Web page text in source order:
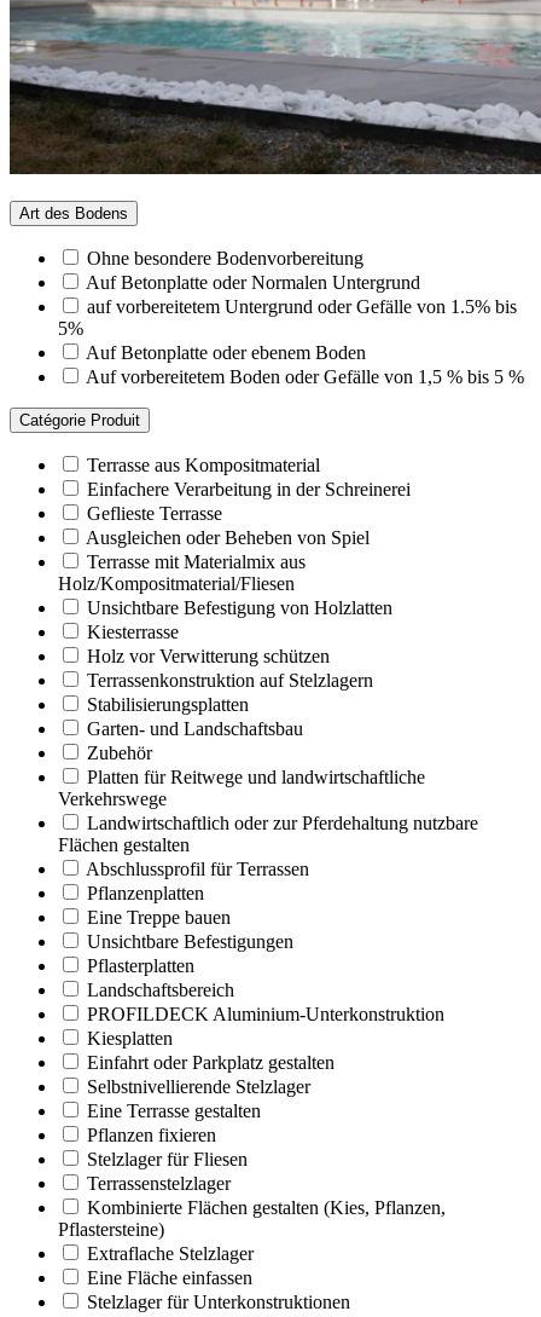
Art des Bodens
Ohne besondere Bodenvorbereitung
Auf Betonplatte oder Normalen Untergrund
auf vorbereitetem Untergrund oder Gefälle von 1.5% bis
5%
Auf Betonplatte oder ebenem Boden
Auf vorbereitetem Boden oder Gefälle von 1,5 % bis 5 %
Catégorie Produit
Terrasse aus Kompositmaterial
Einfachere Verarbeitung in der Schreinerei
Geflieste Terrasse
Ausgleichen oder Beheben von Spiel
Terrasse mit Materialmix aus
Holz/Kompositmaterial/Fliesen
Unsichtbare Befestigung von Holzlatten
Kiesterrasse
Holz vor Verwitterung schützen
Terrassenkonstruktion auf Stelzlagern
Stabilisierungsplatten
Garten- und Landschaftsbau
Zubehör
Platten für Reitwege und landwirtschaftliche
Verkehrswege
Landwirtschaftlich oder zur Pferdehaltung nutzbare
Flächen gestalten
Abschlussprofil für Terrassen
Pflanzenplatten
Eine Treppe bauen
Unsichtbare Befestigungen
Pflasterplatten
Landschaftsbereich
PROFILDECK Aluminium-Unterkonstruktion
Kiesplatten
Einfahrt oder Parkplatz gestalten
Selbstnivellierende Stelzlager
Eine Terrasse gestalten
Pflanzen fixieren
Stelzlager für Fliesen
Terrassenstelzlager
Kombinierte Flächen gestalten (Kies, Pflanzen,
Pflastersteine)
Extraflache Stelzlager
Eine Fläche einfassen
Stelzlager für Unterkonstruktionen